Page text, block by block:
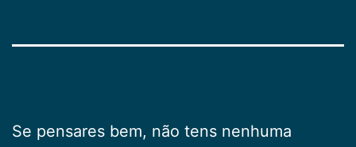
Se pensares bem, não tens nenhuma